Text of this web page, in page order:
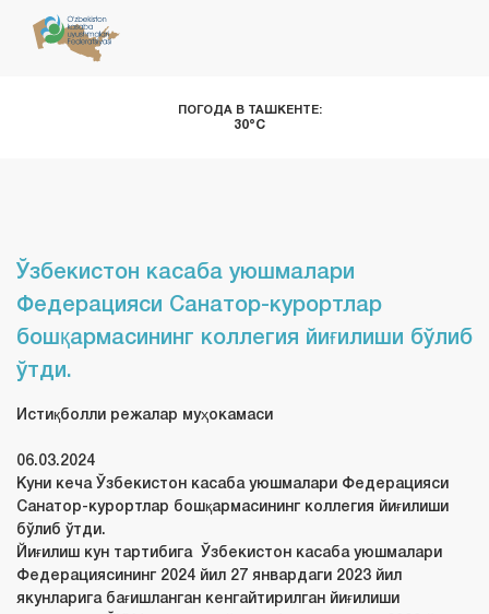
ПОГОДА В ТАШКЕНТЕ:
30°C
Ўзбекистон касаба уюшмалари
Федерацияси Санатор-курортлар
бошқармасининг коллегия йиғилиши бўлиб
ўтди.
Истиқболли режалар муҳокамаси
06.03.2024
Куни кеча Ўзбекистон касаба уюшмалари Федерацияси
Санатор-курортлар бошқармасининг коллегия йиғилиши
бўлиб ўтди.
Йиғилиш кун тартибига Ўзбекистон касаба уюшмалари
Федерациясининг 2024 йил 27 январдаги 2023 йил
якунларига бағишланган кенгайтирилган йиғилиши